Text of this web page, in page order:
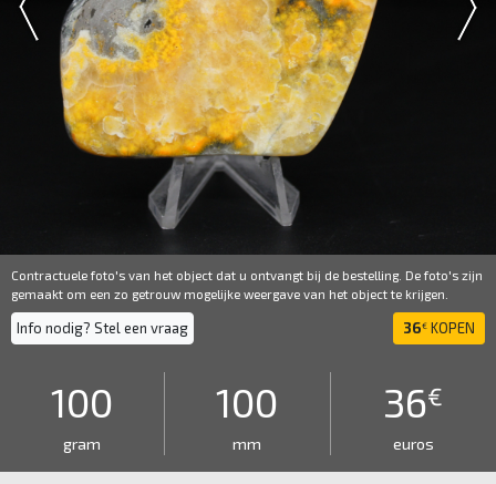
Contractuele foto's van het object dat u ontvangt bij de bestelling. De foto's zijn
gemaakt om een ​​zo getrouw mogelijke weergave van het object te krijgen.
Info nodig? Stel een vraag 36€ KOPEN
100
gram
100
mm
36€
euros